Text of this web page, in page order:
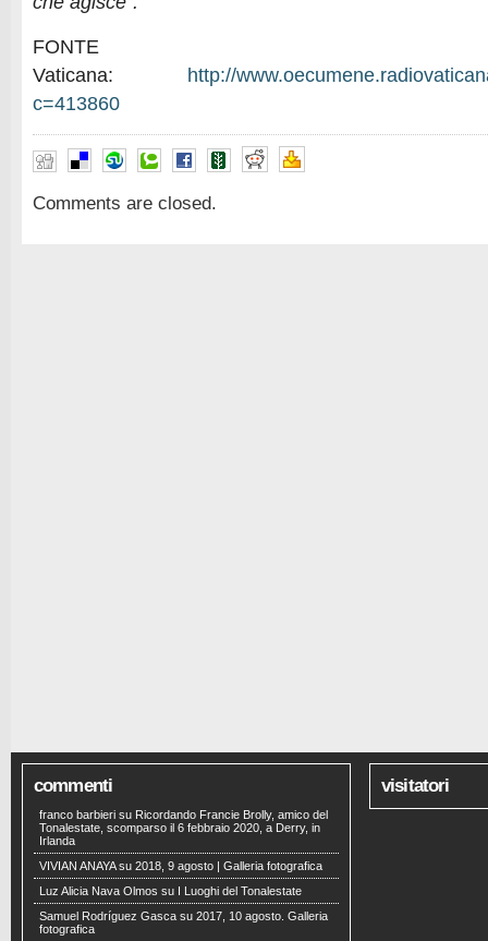
FONTE
Vaticana: http://
c=413860
Comments are closed.
commenti
franco barbieri su Ricordando Francie Brolly, amico del
Tonalestate, scomparso il 6 febbraio 2020, a Derry, in
Irlanda
VIVIAN ANAYAsu 2018, 9 agosto | Galleria fotografica
Luz Alicia Nava Olmos su
I Luoghi del Tonalestate
Samuel Rodríguez Gasca su 2017, 10 agosto. Galleria
fotografica
visitatori